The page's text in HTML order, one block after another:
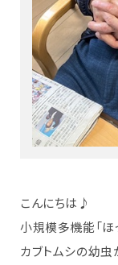
こんにちは♪
小規模多機能「ほ
カブトムシの幼